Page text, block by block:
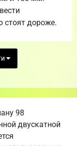
стоят дороже.
98
двускатной